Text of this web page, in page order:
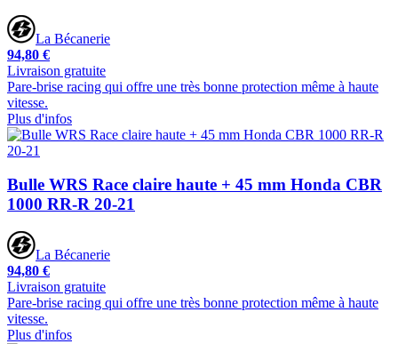
La Bécanerie
94,80 €
Livraison gratuite
Pare-brise racing qui offre une très bonne protection même à haute
vitesse.
Plus d'infos
Bulle WRS Race claire haute + 45 mm Honda CBR
1000 RR-R 20-21
La Bécanerie
94,80 €
Livraison gratuite
Pare-brise racing qui offre une très bonne protection même à haute
vitesse.
Plus d'infos